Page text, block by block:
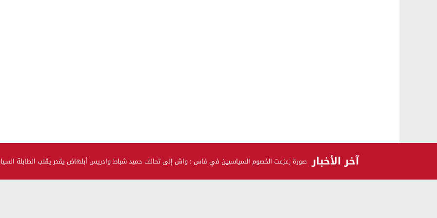
صحة و جمال
آخر الأخبار صورة زعزعت الخصوم السياسيين في فاس : واش إلى تحالف حميد شباط وادريس أبلهاض يقدر يقلب الطابلة